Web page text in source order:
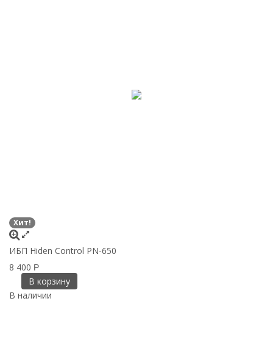
Хит!
ИБП Hiden Control PN-650
8 400 Р
В корзину
В наличии